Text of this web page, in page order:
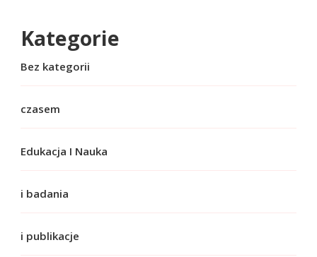
Kategorie
Bez kategorii
czasem
Edukacja I Nauka
i badania
i publikacje